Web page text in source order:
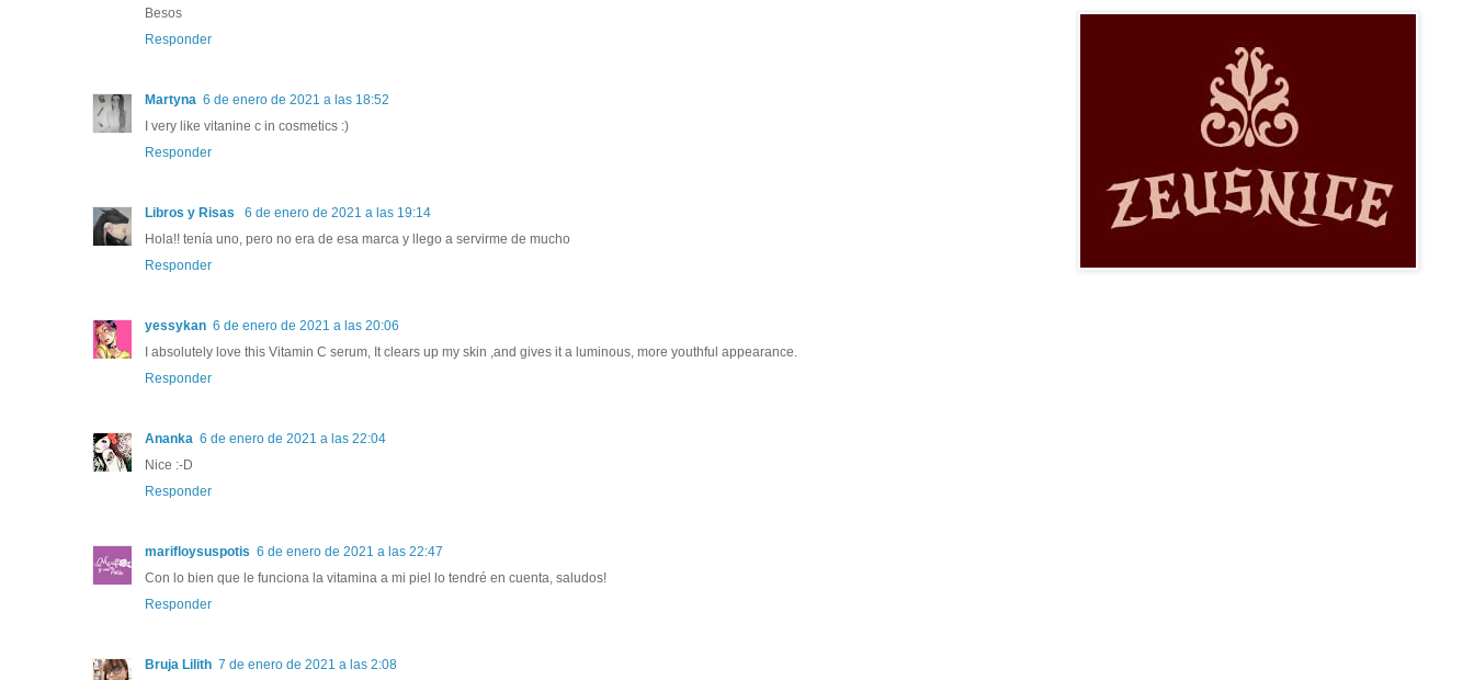
Besos
Responder
Martyna 6 de enero de 2021 a las 18:52
I very like vitanine c in cosmetics :)
Responder
Libros y Risas
6 de enero de 2021 a las 19:14
Hola!! tenía uno, pero no era de esa marca y llego a servirme de mucho
Responder
yessykan 6 de enero de 2021 a las 20:06
I absolutely love this Vitamin C serum, It clears up my skin ,and gives it a luminous, more youthful appearance.
Responder
Ananka 6 de enero de 2021 a las 22:04
Nice :-D
Responder
marifloysuspotis 6 de enero de 2021 a las 22:47
Con lo bien que le funciona la vitamina a mi piel lo tendré en cuenta, saludos!
Responder
Bruja Lilith 7 de enero de 2021 a las 2:08